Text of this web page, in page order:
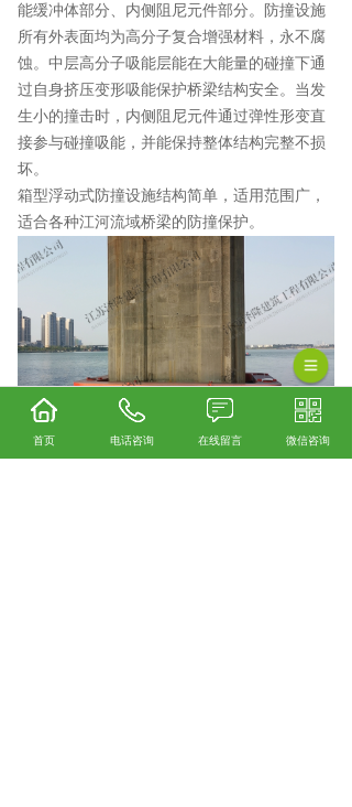
能缓冲体部分、内侧阻尼元件部分。防撞设施
所有外表面均为高分子复合增强材料，永不腐
蚀。中层高分子吸能层能在大能量的碰撞下通
过自身挤压变形吸能保护桥梁结构安全。当发
生小的撞击时，内侧阻尼元件通过弹性形变直
接参与碰撞吸能，并能保持整体结构完整不损
坏。
箱型浮动式防撞设施结构简单，适用范围广，
适合各种江河流域桥梁的防撞保护。
首页 电话咨询 在线留言 微信咨询